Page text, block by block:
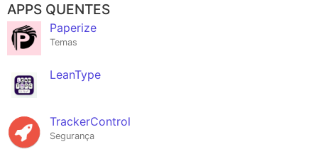
APPS QUENTES
Paperize
Temas
LeanType
TrackerControl
Segurança